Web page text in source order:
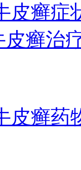
皮癣症
皮癣治
皮癣药